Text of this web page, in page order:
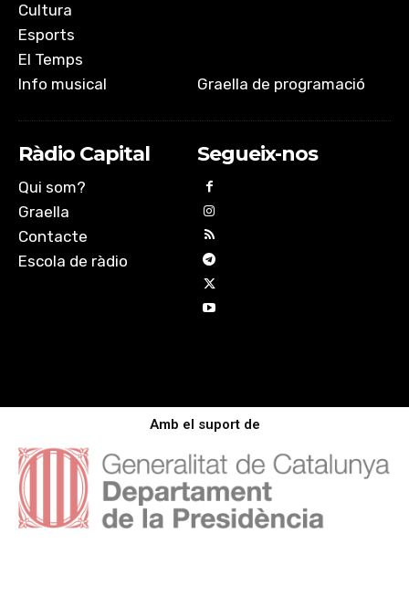
Cultura
Esports
El Temps
Info musical
Graella de programació
Ràdio Capital
Qui som?
Graella
Contacte
Escola de ràdio
Segueix-nos
Amb el suport de